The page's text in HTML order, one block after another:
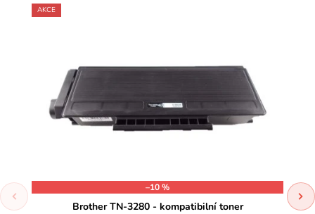
AKCE
–10 %
Brother TN-3280 - kompatibilní toner